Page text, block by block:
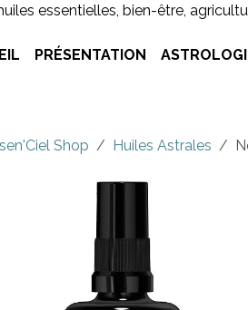
essentielles, bien-être,
PRÉSENTATION
Shop Huiles Astrales